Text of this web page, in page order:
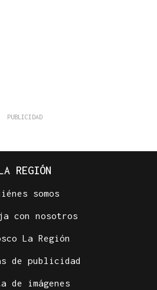
REGIÓN
somos
con nosotros
La Región
de publicidad
de imágenes